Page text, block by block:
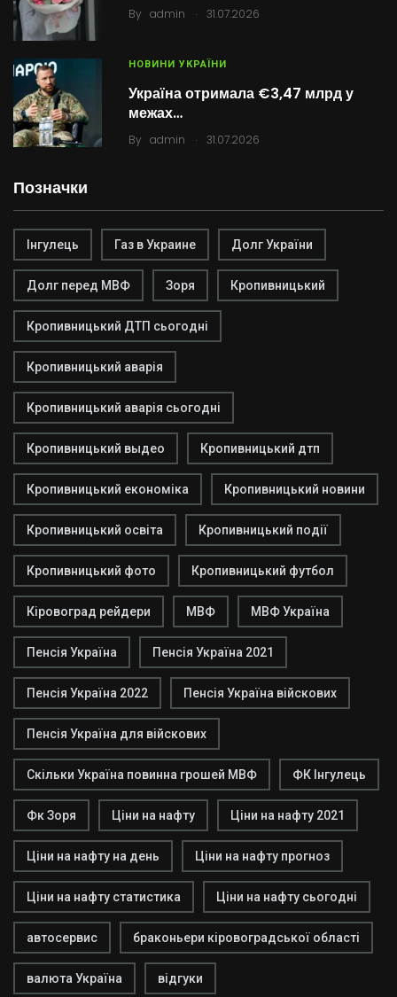
By admin . 31.07.2026
НОВИНИ УКРАЇНИ
Україна отримала €3,47 млрд у
межах…
By admin . 31.07.2026
Позначки
Інгулець Газ в Украине Долг України
Долг перед МВФ Зоря Кропивницький
Кропивницький ДТП сьогодні
Кропивницький аварія
Кропивницький аварія сьогодні
Кропивницький выдео Кропивницький дтп
Кропивницький економіка Кропивницький новини
Кропивницький освіта Кропивницький події
Кропивницький фото Кропивницький футбол
Кіровоград рейдери МВФ МВФ Україна
Пенсія Україна Пенсія Україна 2021
Пенсія Україна 2022 Пенсія Україна війскових
Пенсія Україна для війскових
Скільки Україна повинна грошей МВФ ФК Інгулець
Фк Зоря Ціни на нафту Ціни на нафту 2021
Ціни на нафту на день Ціни на нафту прогноз
Ціни на нафту статистика Ціни на нафту сьогодні
автосервис браконьери кіровоградської області
валюта Україна відгуки